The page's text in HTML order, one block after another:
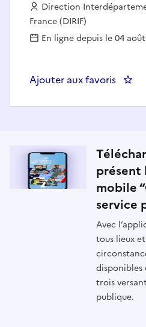
Employeur :
Direction
France (DIRIF)
En ligne depuis le 04
Ajouter aux favoris :
mobile
service
Avec
tous lieux
disponibles
trois
publique.